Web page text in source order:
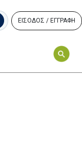
ΕΙΣΟΔΟΣ / ΕΓΓΡΑΦΗ